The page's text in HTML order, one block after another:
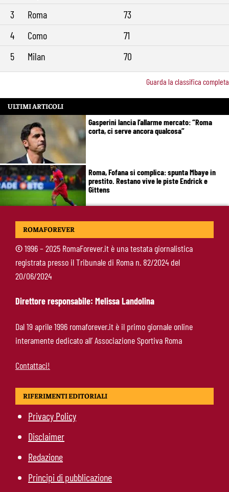
3
Roma
73
4
Como
71
5
Milan 70
Guarda la classifica completa
ULTIMI ARTICOLI
Gasperini lancia l’allarme mercato: “Roma
corta, ci serve ancora qualcosa”
Roma, Fofana si complica: spunta Mbaye in
prestito. Restano vive le piste Endrick e
Gittens
Pellegrini, Gasperini frena il rientro: “Ci vorrà
Gasperini boccia la Roma: “Partita pessima”.
E lancia un altro messaggio sul mercato
ROMAFOREVER
©1996 – 2025 RomaForever.it è una testata giornalistica
registrata presso il Tribunale di Roma n. 82/2024 del
20/06/2024
Direttore responsabile: Melissa Landolina
Dal 19 aprile 1996 romaforever.it è il primo giornale online
interamente dedicato all’ Associazione Sportiva Roma
Contattaci!
RIFERIMENTI EDITORIALI
Privacy Policy
Disclaimer
Redazione
Principi di pubblicazione